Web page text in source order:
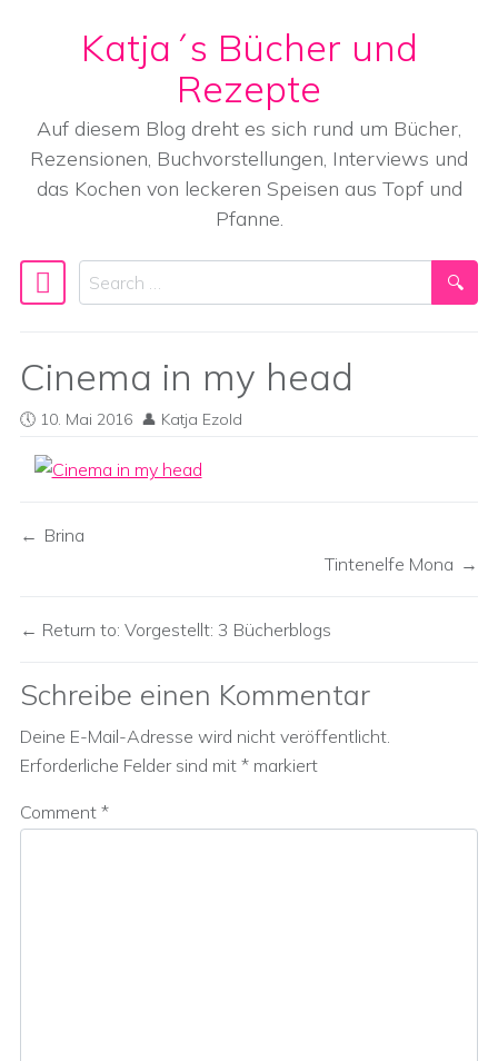
Skip to content
Katja´s Bücher und
Rezepte
Auf diesem Blog dreht es sich rund um Bücher,
Rezensionen, Buchvorstellungen, Interviews und
das Kochen von leckeren Speisen aus Topf und
Pfanne.
Main Navigation
Search
Cinema in my head
10. Mai 2016 Katja Ezold
Brina
Tintenelfe Mona
Return to: Vorgestellt: 3 Bücherblogs
Schreibe einen Kommentar
Deine E-Mail-Adresse wird nicht veröffentlicht.
Erforderliche Felder sind mit * markiert
Comment *